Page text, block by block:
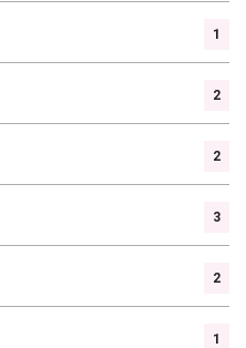
1
2
2
3
2
1